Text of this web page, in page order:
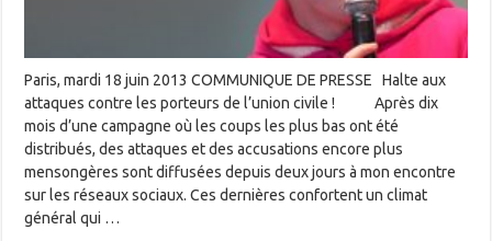
Paris, mardi 18 juin 2013 COMMUNIQUE DE PRESSE Halte aux
attaques contre les porteurs de l’union civile ! Après dix
mois d’une campagne où les coups les plus bas ont été
distribués, des attaques et des accusations encore plus
mensongères sont diffusées depuis deux jours à mon encontre
sur les réseaux sociaux. Ces dernières confortent un climat
général qui …